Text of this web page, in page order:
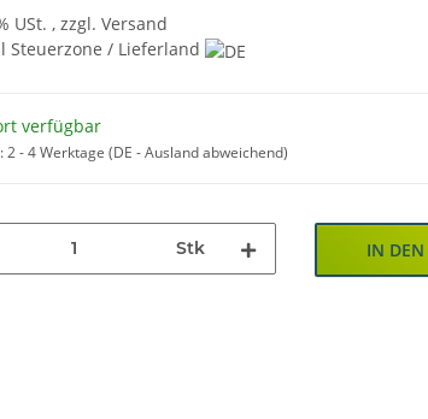
USt. , zzgl. Versand
Steuerzone / Lieferland
verfügbar
2 - 4 Werktage (DE - Ausland abweichend)
Stk IN DEN